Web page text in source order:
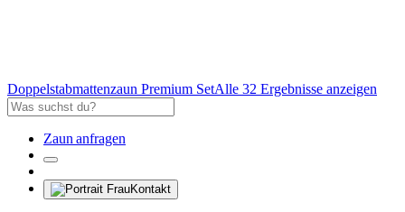
Doppelstabmattenzaun Premium SetAlle 32 Ergebnisse anzeigen
Zaun anfragen
Kontakt